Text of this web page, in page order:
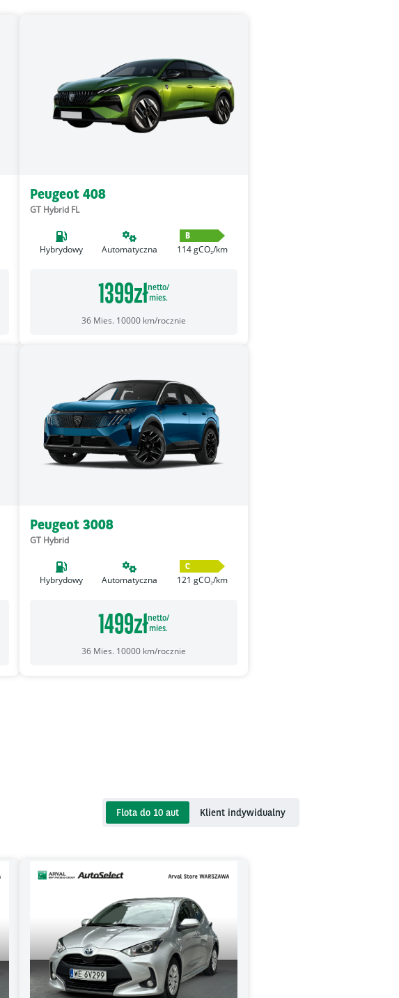
Peugeot 408
GT Hybrid FL
Hybrydowy Automatyczna
B
114gCO₂/km
1399złnetto/
mies.
36 Mies. 10000 km/rocznie
Peugeot 3008
GT Hybrid
Hybrydowy Automatyczna
C
121 gCO₂/km
1499złnetto/
mies.
36 Mies. 10000 km/rocznie
Flota do 10 aut Klient indywidualny